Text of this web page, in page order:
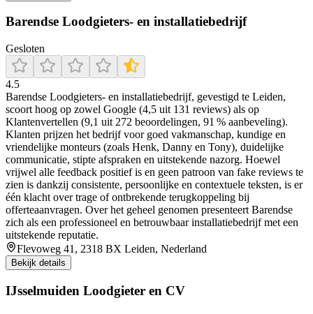
Barendse Loodgieters- en installatiebedrijf
Gesloten
4.5
Barendse Loodgieters‑ en installatiebedrijf, gevestigd te Leiden,
scoort hoog op zowel Google (4,5 uit 131 reviews) als op
Klantenvertellen (9,1 uit 272 beoordelingen, 91 % aanbeveling).
Klanten prijzen het bedrijf voor goed vakmanschap, kundige en
vriendelijke monteurs (zoals Henk, Danny en Tony), duidelijke
communicatie, stipte afspraken en uitstekende nazorg. Hoewel
vrijwel alle feedback positief is en geen patroon van fake reviews te
zien is dankzij consistente, persoonlijke en contextuele teksten, is er
één klacht over trage of ontbrekende terugkoppeling bij
offerteaanvragen. Over het geheel genomen presenteert Barendse
zich als een professioneel en betrouwbaar installatiebedrijf met een
uitstekende reputatie.
Flevoweg 41, 2318 BX Leiden, Nederland
Bekijk details
IJsselmuiden Loodgieter en CV